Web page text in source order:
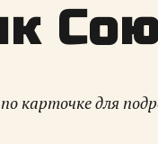
карточке для